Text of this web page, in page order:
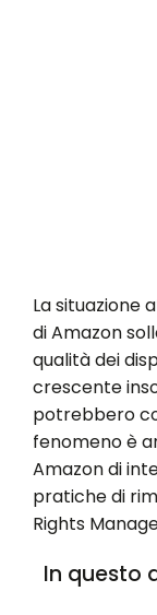
La situazione
di Amazon
qualità dei
crescente
potrebbero
fenomeno è
Amazon di
pratiche di
Rights
In questo